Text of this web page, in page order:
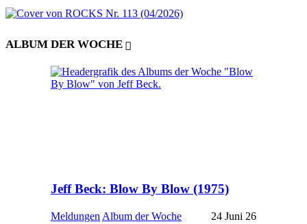
ALBUM DER WOCHE
Jeff Beck: Blow By Blow (1975)
Meldungen Album der Woche 24 Juni 26